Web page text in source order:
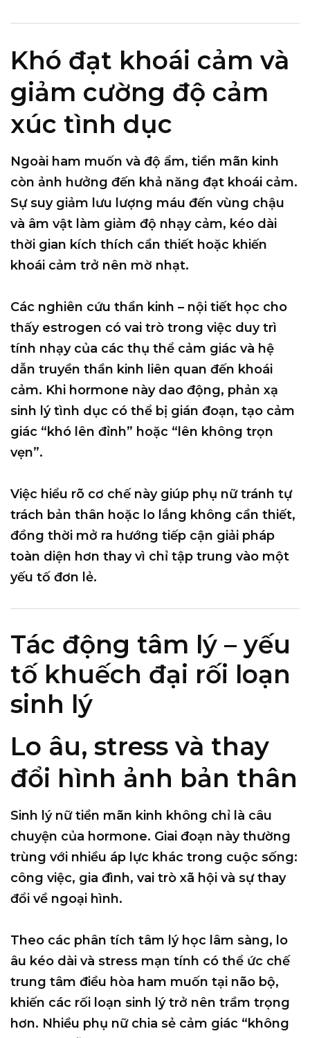
Khó đạt khoái cảm và
giảm cường độ cảm
xúc tình dục
Ngoài ham muốn và độ ẩm, tiền mãn kinh
còn ảnh hưởng đến khả năng đạt khoái cảm.
Sự suy giảm lưu lượng máu đến vùng chậu
và âm vật làm giảm độ nhạy cảm, kéo dài
thời gian kích thích cần thiết hoặc khiến
khoái cảm trở nên mờ nhạt.
Các nghiên cứu thần kinh – nội tiết học cho
thấy estrogen có vai trò trong việc duy trì
tính nhạy của các thụ thể cảm giác và hệ
dẫn truyền thần kinh liên quan đến khoái
cảm. Khi hormone này dao động, phản xạ
sinh lý tình dục có thể bị gián đoạn, tạo cảm
giác “khó lên đỉnh” hoặc “lên không trọn
vẹn”.
Việc hiểu rõ cơ chế này giúp phụ nữ tránh tự
trách bản thân hoặc lo lắng không cần thiết,
đồng thời mở ra hướng tiếp cận giải pháp
toàn diện hơn thay vì chỉ tập trung vào một
yếu tố đơn lẻ.
Tác động tâm lý – yếu
tố khuếch đại rối loạn
sinh lý
Lo âu, stress và thay
đổi hình ảnh bản thân
Sinh lý nữ tiền mãn kinh không chỉ là câu
chuyện của hormone. Giai đoạn này thường
trùng với nhiều áp lực khác trong cuộc sống:
công việc, gia đình, vai trò xã hội và sự thay
đổi về ngoại hình.
Theo các phân tích tâm lý học lâm sàng, lo
âu kéo dài và stress mạn tính có thể ức chế
trung tâm điều hòa ham muốn tại não bộ,
khiến các rối loạn sinh lý trở nên trầm trọng
hơn. Nhiều phụ nữ chia sẻ cảm giác “không